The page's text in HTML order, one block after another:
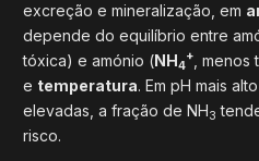
excreção e mineralização, em
depende do equilíbrio entre
tóxica) e amónio (NH 4
+, menos
e temperatura. Em pH mais
elevadas, a fração de NH 3
risco.